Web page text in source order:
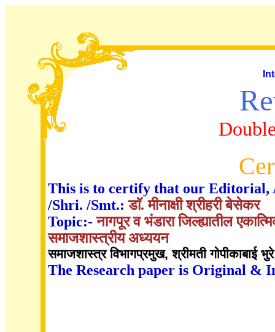
This is to certify that our Editorial,
/Shri. /Smt.:डाॅ. मीनाक्षी श्रीहरी बेसेकर
Topic:-नागपूर व भंडारा जिल्ह्यातील
समाजशास्त्रीय अध्ययन
समाजशास्त्र विभागप्रमुख, श्रीमती गोपीकाबाई
The Research paper is Original &